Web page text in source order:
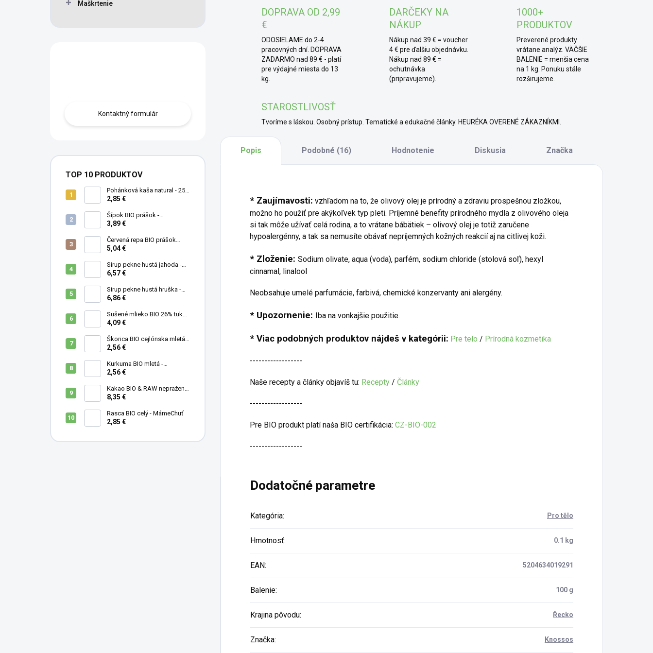
Maškrtenie
Kontaktný formulár
TOP 10 PRODUKTOV
Pohánková kaša natural - 250
g
2,85 €
Šípok BIO prášok -
MámeChuť
3,89 €
Červená repa BIO prášok
(cvikla) - MámeChuť
5,04 €
Sirup pekne hustá jahoda -
500 ml
6,57 €
Sirup pekne hustá hruška -
500 ml
6,86 €
Sušené mlieko BIO 26% tuku -
MámeChuť
4,09 €
Škorica BIO cejlónska mletá -
MámeChuť
2,56 €
Kurkuma BIO mletá -
MámeChuť
2,56 €
Kakao BIO & RAW nepražené
- MámeChuť
8,35 €
Rasca BIO celý - MámeChuť
2,85 €
DOPRAVA OD 2,99
€
ODOSIELAME do 2-4
pracovných dní. DOPRAVA
ZADARMO nad 89 € - platí
pre výdajné miesta do 13
kg.
DARČEKY NA
NÁKUP
Nákup nad 39 € = voucher
4 € pre ďalšiu objednávku.
Nákup nad 89 € =
ochutnávka
(pripravujeme).
1000+
PRODUKTOV
Preverené produkty
vrátane analýz. VÄČŠIE
BALENIE = menšia cena
na 1 kg. Ponuku stále
rozširujeme.
STAROSTLIVOSŤ
Tvoríme s láskou. Osobný prístup. Tematické a edukačné články. HEURÉKA OVERENÉ ZÁKAZNÍKMI.
Popis Podobné (16) Hodnotenie Diskusia Značka
* Zaujímavosti: vzhľadom na to, že olivový olej je prírodný a zdraviu prospešnou zložkou,
možno ho použiť pre akýkoľvek typ pleti. Príjemné benefity prírodného mydla z olivového oleja
si tak môže užívať celá rodina, a to vrátane bábätiek – olivový olej je totiž zaručene
hypoalergénny, a tak sa nemusíte obávať nepríjemných kožných reakcií aj na citlivej koži.
* Zloženie: Sodium olivate, aqua (voda), parfém, sodium chloride (stolová soľ), hexyl
cinnamal, linalool
Neobsahuje umelé parfumácie, farbivá, chemické konzervanty ani alergény.
* Upozornenie: Iba na vonkajšie použitie.
* Viac podobných produktov nájdeš v kategórii: Pre telo / Prírodná kozmetika
------------------
Naše recepty a články objavíš tu: Recepty / Články
------------------
Pre BIO produkt platí naša BIO certifikácia: CZ-BIO-002
------------------
Dodatočné parametre
Kategória: Pro tělo
Hmotnosť: 0.1 kg
EAN: 5204634019291
Balenie: 100 g
Krajina pôvodu: Řecko
Značka: Knossos